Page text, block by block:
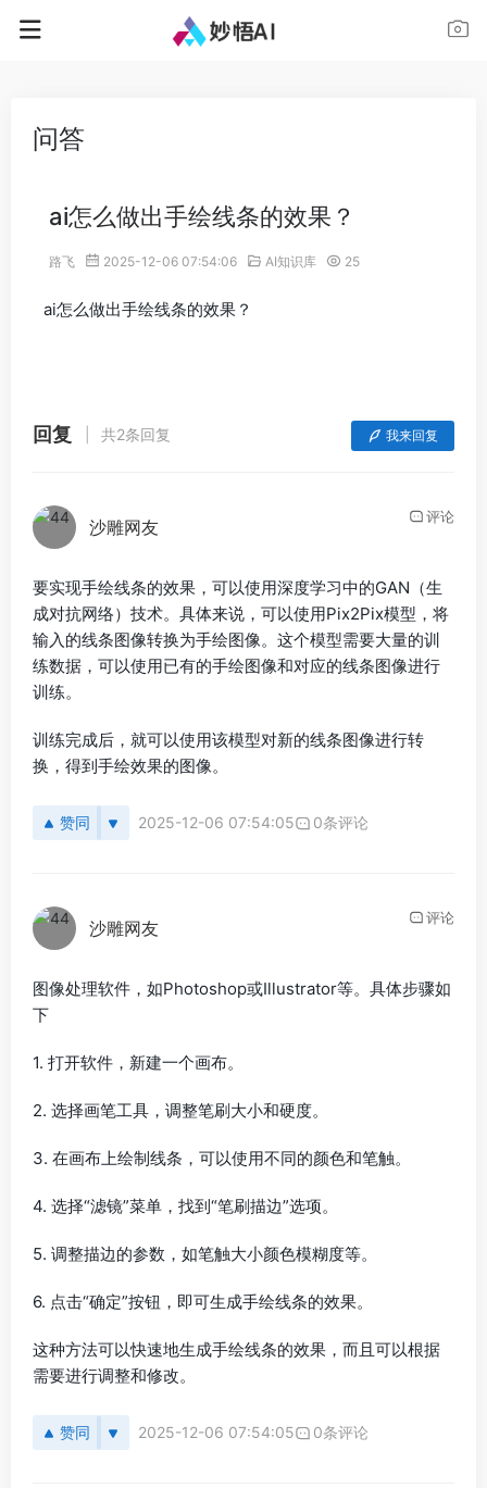
问答
ai怎么做出手绘线条的效果？
路飞 2025-12-06 07:54:06 AI知识库 25
ai怎么做出手绘线条的效果？
回复 共2条回复 我来回复
沙雕网友 评论
要实现手绘线条的效果，可以使用深度学习中的GAN（生
成对抗网络）技术。具体来说，可以使用Pix2Pix模型，将
输入的线条图像转换为手绘图像。这个模型需要大量的训
练数据，可以使用已有的手绘图像和对应的线条图像进行
训练。
训练完成后，就可以使用该模型对新的线条图像进行转
换，得到手绘效果的图像。
赞同 2025-12-06 07:54:05 0条评论
沙雕网友 评论
图像处理软件，如Photoshop或Illustrator等。具体步骤如
下
1. 打开软件，新建一个画布。
2. 选择画笔工具，调整笔刷大小和硬度。
3. 在画布上绘制线条，可以使用不同的颜色和笔触。
4. 选择“滤镜”菜单，找到“笔刷描边”选项。
5. 调整描边的参数，如笔触大小颜色模糊度等。
6. 点击“确定”按钮，即可生成手绘线条的效果。
这种方法可以快速地生成手绘线条的效果，而且可以根据
需要进行调整和修改。
赞同 2025-12-06 07:54:05 0条评论